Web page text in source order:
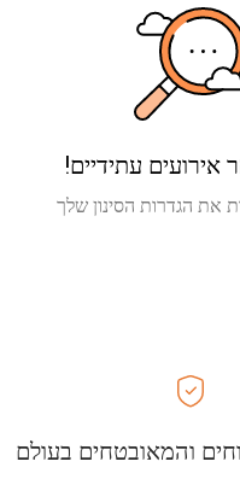
אירועים עתידיים!
את הגדרות הסינון שלך
והמאובטחים בעולם